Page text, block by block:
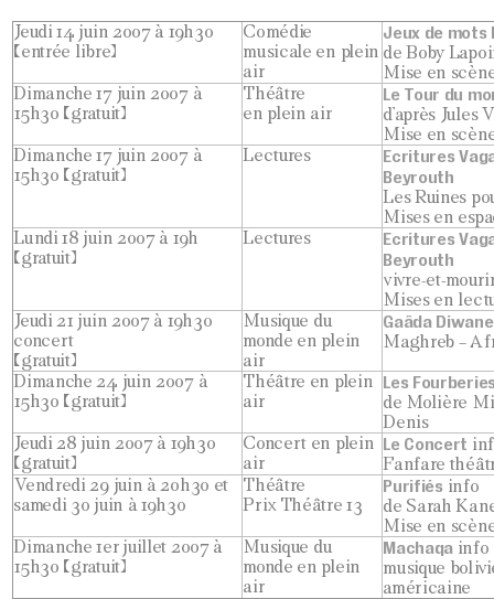
Jeudi 14 juin 2007 à 19h30
(entrée libre)
Comédie
musicale en plein
air
Jeux de mots
de Boby
Mise en
Dimanche 17 juin 2007 à
15h30 (gratuit)
Théâtre
en plein air
Le Tour du
d’après Jules
Mise en
Dimanche 17 juin 2007 à
15h30 (gratuit)
Lectures
Ecritures
Beyrouth
Les Ruines
Mises en
Lundi 18 juin 2007 à 19h
(gratuit)
Lectures
Ecritures
Beyrouth
vivre-et-
Mises en
Jeudi 21 juin 2007 à 19h30
concert
(gratuit)
Musique du
monde en plein
air
Gaâda
Maghreb –
Dimanche 24 juin 2007 à
15h30 (gratuit)
Théâtre en plein
air
Les
de Molière
Denis
Jeudi 28 juin 2007 à 19h30
(gratuit)
Concert en plein
air
Le Concert
Fanfare
Vendredi 29 juin à 20h30 et
samedi 30 juin à 19h30
Théâtre
Prix Théâtre 13
Purifiés info
de Sarah
Mise en
Dimanche 1er juillet 2007 à
15h30 (gratuit)
Musique du
monde en plein
air
Machaqa info
musique
américaine